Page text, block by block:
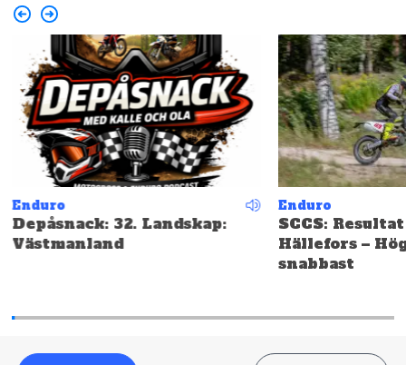
Enduro
Depåsnack: 32. Landskap:
Västmanland
Enduro
SCCS:
Hällefors –
snabbast